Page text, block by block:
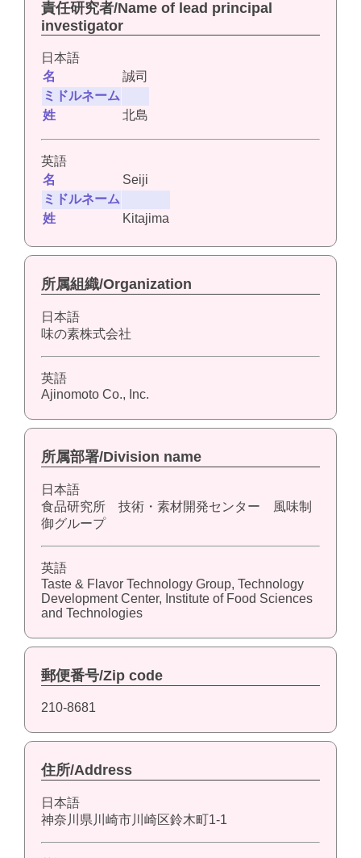
責任研究者/Name of lead principal
investigator
日本語
名
誠司
ミドルネーム
姓
北島
英語
名
Seiji
ミドルネーム
姓
Kitajima
所属組織/Organization
日本語
味の素株式会社
英語
Ajinomoto Co., Inc.
所属部署/Division name
日本語
食品研究所 技術・素材開発センター 風味制
御グループ
英語
Taste & Flavor Technology Group, Technology
Development Center, Institute of Food Sciences
and Technologies
郵便番号/Zip code
210-8681
住所/Address
日本語
神奈川県川崎市川崎区鈴木町1-1